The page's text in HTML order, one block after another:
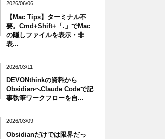
2026/06/06
【Mac Tips】ターミナル不
要。Cmd+Shift+「.」でMac
の隠しファイルを表示・非
表...
2026/03/11
DEVONthinkの資料から
ObsidianへClaude Codeで記
事執筆ワークフローを自...
2026/03/09
Obsidianだけでは限界だっ